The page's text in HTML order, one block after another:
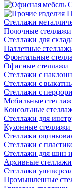
Стеллажи
Полочные стеллажи
Стеллажи для
Паллетные
Фронтальные
Офисные стеллажи
Стеллажи с
Стеллажи с
Стеллажи с
Мобильные
Консольные
Стеллажи для
Кухонные
Стеллажи
Стеллажи с
Стеллажи для шин
Архивные стеллажи
Стеллажи
Промышленные